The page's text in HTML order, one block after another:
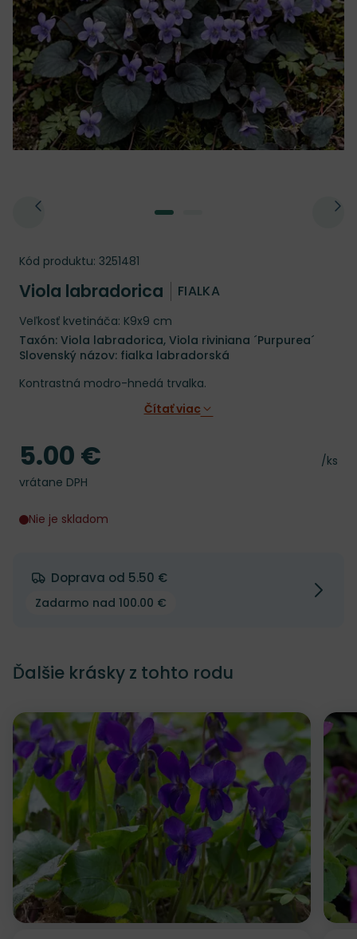
Kód produktu: 3251481
Viola labradorica FIALKA
Veľkosť kvetináča: K9x9 cm
Taxón: Viola labradorica, Viola riviniana ´Purpurea´
Slovenský názov: fialka labradorská
Kontrastná modro-hnedá trvalka.
Čítať viac
Cena
/ks
Cena
5.00 €
vrátane DPH
Nie je skladom
Doprava od 5.50 €
Zadarmo nad 100.00 €
Ďalšie krásky z tohto rodu